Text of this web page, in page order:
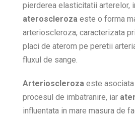
pierderea elasticitatii arterelor,
ateroscleroza este o forma
arterioscleroza, caracterizata
placi de aterom pe peretii
fluxul de sange.
Arterioscleroza este
procesul de imbatranire, iar
influentata in mare masura de